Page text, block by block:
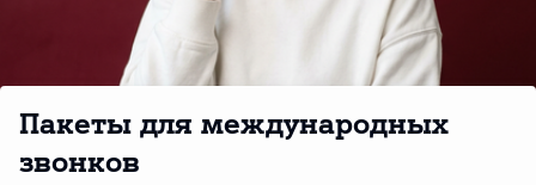
Пакеты для международных
звонков